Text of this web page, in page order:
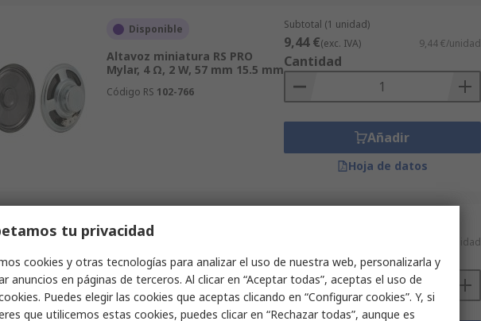
Disponible
Altavoz miniatura RS PRO
Mylar, 4 Ω, 2 W, 57 mm 15.5 mm
Código RS 102-766
Subtotal (1 unidad)
9,44 €(exc. IVA) 9,44 €/unidad
Cantidad
Añadir
Hoja de datos
Disponible
Altavoz miniatura RS PRO
Polieteretercetona, 8 Ω, 2 W
3.7 mm 18mm
Código RS102-756
4,10 €/unidad
Cantidad
tu privacidad
cookies y otras tecnologías para analizar el uso de nuestra web, personalizarla y
anuncios en páginas de terceros. Al clicar en “Aceptar todas”, aceptas el uso de
Puedes elegir las cookies que aceptas clicando en “Configurar cookies”. Y, si
que utilicemos estas cookies, puedes clicar en “Rechazar todas”, aunque es